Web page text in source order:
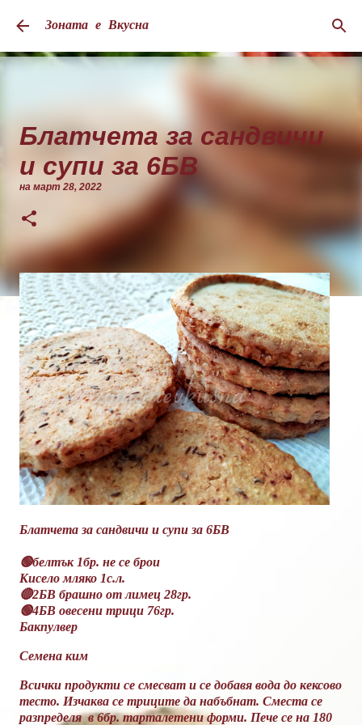
Пропускане към основното съдържание
Зоната е Вкусна
Блатчета за сандвичи
и супи за 6БВ
на март 28, 2022
Блатчета за сандвичи и супи за 6БВ
🟢белтък 1бр. не се брои
Кисело мляко 1с.л.
🔴2БВ брашно от лимец 28гр.
🟢4БВ овесени трици 76гр.
Бакпулвер
Семена ким
Всички продукти се смесват и се добавя вода до кексово
тесто. Изчаква се триците да набъбнат. Сместа се
разпределя в 6бр. тарталетени форми. Пече се на 180